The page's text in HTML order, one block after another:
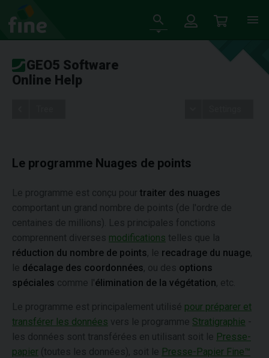
GEO5 Software
Online Help
Le programme Nuages de points
Le programme est conçu pour traiter des nuages
comportant un grand nombre de points (de l'ordre de
centaines de millions). Les principales fonctions
comprennent diverses modifications telles que la
réduction du nombre de points, le recadrage du nuage,
le décalage des coordonnées, ou des options
spéciales comme l'élimination de la végétation, etc.
Le programme est principalement utilisé pour préparer et
transférer les données vers le programme Stratigraphie -
les données sont transférées en utilisant soit le Presse-
papier (toutes les données), soit le Presse-Papier Fine™